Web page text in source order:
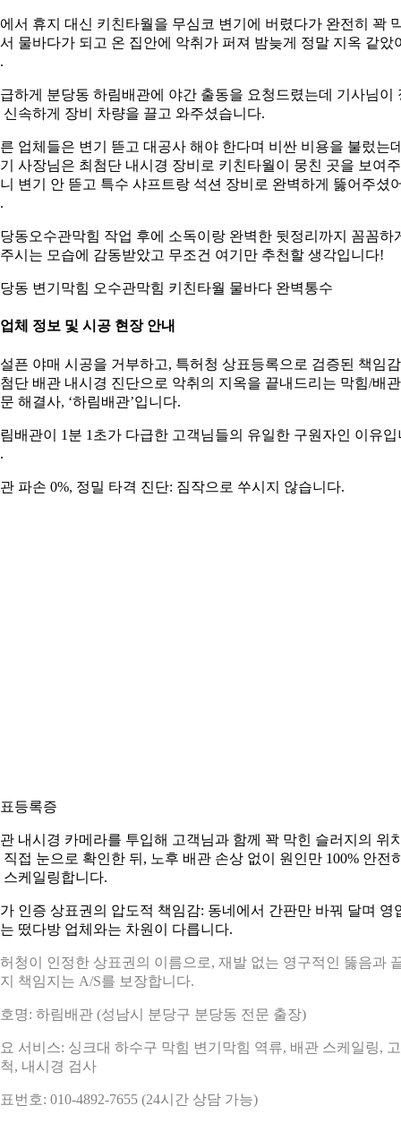
서 휴지 대신 키친타월을 무심코 변기에 버렸다가 완전히 꽉
물바다가 되고 온 집안에 악취가 퍼져 밤늦게 정말 지옥 같았
하게 분당동 하림배관에 야간 출동을 요청드렸는데 기사님이
신속하게 장비 차량을 끌고 와주셨습니다.
업체들은 변기 뜯고 대공사 해야 한다며 비싼 비용을 불렀는
사장님은 최첨단 내시경 장비로 키친타월이 뭉친 곳을 보여
변기 안 뜯고 특수 샤프트랑 석션 장비로 완벽하게 뚫어주셨
동오수관막힘 작업 후에 소독이랑 완벽한 뒷정리까지 꼼꼼하
시는 모습에 감동받았고 무조건 여기만 추천할 생각입니다!
동 변기막힘 오수관막힘 키친타월 물바다 완벽통수
체 정보 및 시공 현장 안내
픈 야매 시공을 거부하고, 특허청 상표등록으로 검증된 책임
단 배관 내시경 진단으로 악취의 지옥을 끝내드리는 막힘/배관
해결사, ‘하림배관’입니다.
배관이 1분 1초가 다급한 고객님들의 유일한 구원자인 이유입
파손 0%, 정밀 타격 진단: 짐작으로 쑤시지 않습니다.
등록증
내시경 카메라를 투입해 고객님과 함께 꽉 막힌 슬러지의 위
직접 눈으로 확인한 뒤, 노후 배관 손상 없이 원인만 100% 안전
스케일링합니다.
인증 상표권의 압도적 책임감: 동네에서 간판만 바꿔 달며 영
떴다방 업체와는 차원이 다릅니다.
청이 인정한 상표권의 이름으로, 재발 없는 영구적인 뚫음과
책임지는 A/S를 보장합니다.
명: 하림배관 (성남시 분당구 분당동 전문 출장)
서비스: 싱크대 하수구 막힘 변기막힘 역류, 배관 스케일링,
, 내시경 검사
번호: 010-4892-7655 (24시간 상담 가능)